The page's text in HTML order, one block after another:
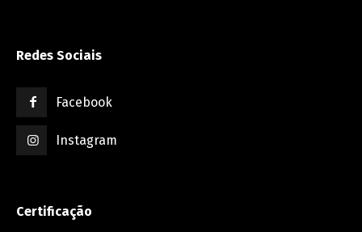
Redes Sociais
Facebook
Instagram
Certificação